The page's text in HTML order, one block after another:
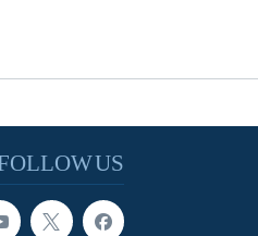
FOLLOW US